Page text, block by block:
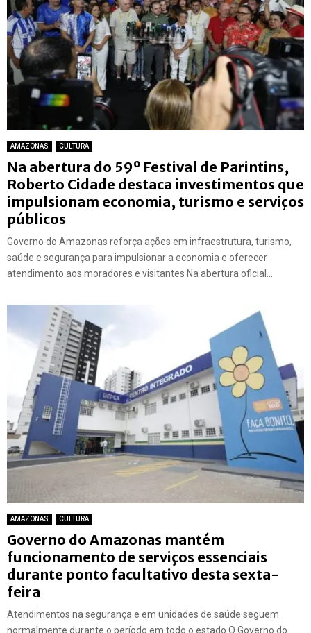
AMAZONAS CULTURA
Na abertura do 59º Festival de Parintins,
Roberto Cidade destaca investimentos que
impulsionam economia, turismo e serviços
públicos
Governo do Amazonas reforça ações em infraestrutura, turismo,
saúde e segurança para impulsionar a economia e oferecer
atendimento aos moradores e visitantes Na abertura oficial...
AMAZONAS CULTURA
Governo do Amazonas mantém
funcionamento de serviços essenciais
durante ponto facultativo desta sexta-
feira
Atendimentos na segurança e em unidades de saúde seguem
normalmente durante o período em todo o estado O Governo do